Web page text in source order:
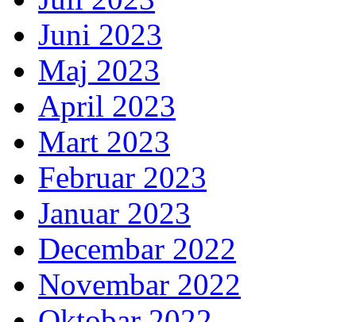
Juni 2023
Maj 2023
April 2023
Mart 2023
Februar 2023
Januar 2023
Decembar 2022
Novembar 2022